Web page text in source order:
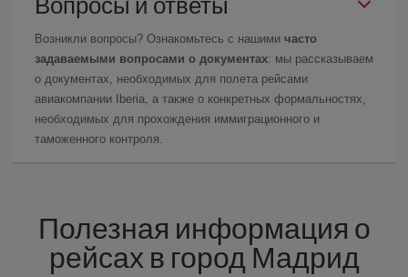
Возникли вопросы? Ознакомьтесь с нашими часто
задаваемыми вопросами о документах: мы рассказываем
о документах, необходимых для полета рейсами
авиакомпании Iberia, а также о конкретных формальностях,
необходимых для прохождения иммиграционного и
таможенного контроля.
Полезная информация о
рейсах в город Мадрид